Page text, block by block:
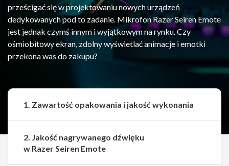
prześcigać się w projektowaniu nowych urządzeń
dedykowanych pod to zadanie. Mikrofon Razer Seiren Emote
jest jednak czymś innym i wyjątkowym na rynku. Czy
ośmiobitowy ekran, zdolny wyświetlać animacje i emotki
przekona was do zakupu?
1. Zawartość opakowania i jakość wykonania
2. Jakość nagrywanego dźwięku
w Razer Seiren Emote